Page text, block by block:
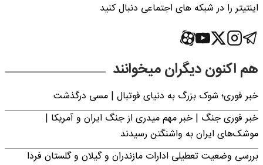
اینتیتر را در شبکه های اجتماعی دنبال کنید
هم اکنون دیگران میخوانند
خبر فوری؛‌ شوک بزرگ به دنیای فوتبال | مسی درگذشت
خبر فوری جنگ | خبر مهم میدری از جنگ ایران و آمریکا |
موشک‌های ایران به واشنگتن رسیدند
بررسی وضعیت تعطیلی ادارات مازندران و گیلان و گلستان فردا